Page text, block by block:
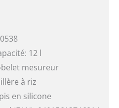
12 l
mesureur
à riz
en silicone